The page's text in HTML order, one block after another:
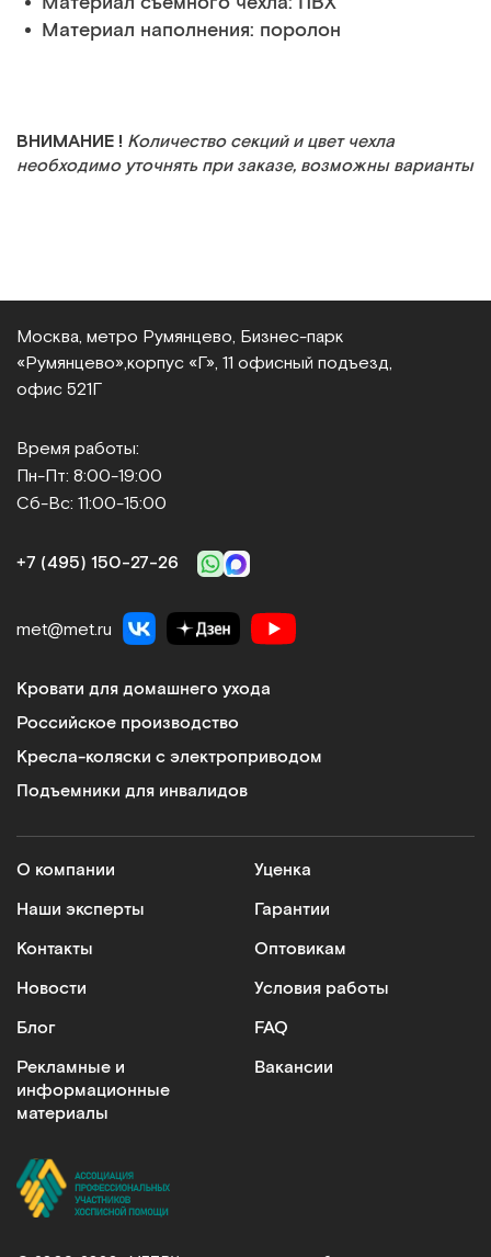
Материал наполнения: поролон
ВНИМАНИЕ ! Количество секций и цвет чехла
необходимо уточнять при заказе, возможны варианты
Москва, метро Румянцево, Бизнес‑парк
«Румянцево», корпус «Г», 11 офисный подъезд,
офис 521Г
Время работы:
Пн-Пт: 8:00-19:00
Сб-Вс: 11:00-15:00
+7 (495) 150‑27‑26
met@met.ru
Кровати для домашнего ухода
Российское производство
Кресла-коляски с электроприводом
Подъемники для инвалидов
О компании
Наши эксперты
Контакты
Новости
Блог
Рекламные и
информационные
материалы
Уценка
Гарантии
Оптовикам
Условия работы
FAQ
Вакансии